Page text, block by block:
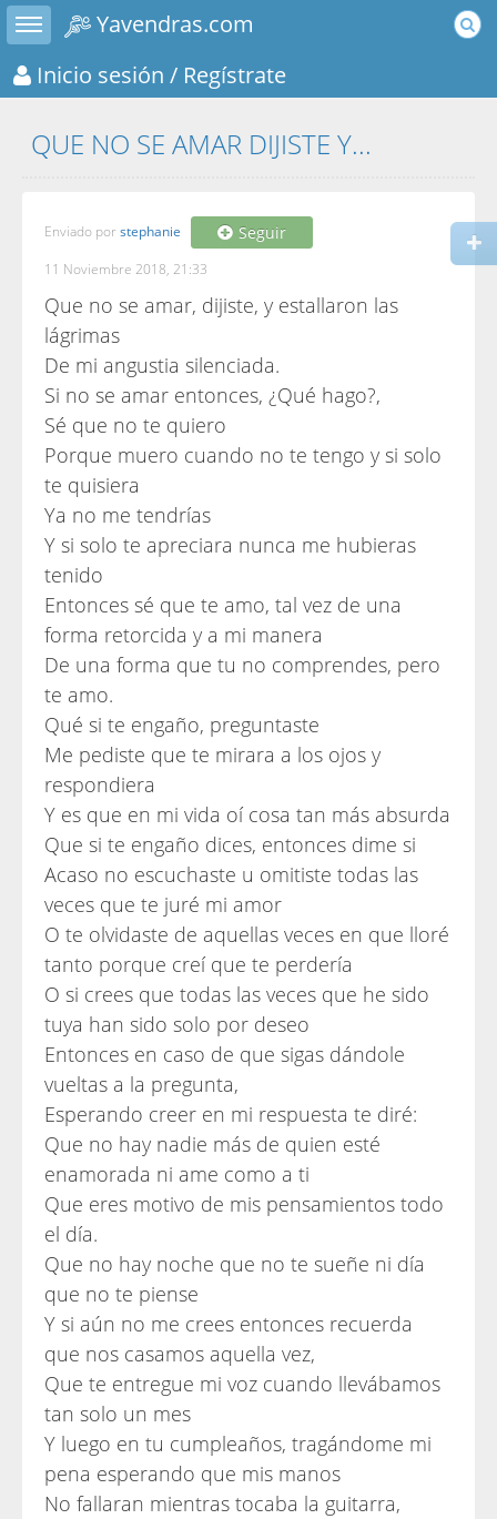
Toggle sidebar
Yavendras.com
Inicio sesión / Regístrate
QUE NO SE AMAR DIJISTE Y...
Enviado por stephanie Seguir
11 Noviembre 2018, 21:33
Que no se amar, dijiste, y estallaron las
lágrimas
De mi angustia silenciada.
Si no se amar entonces, ¿Qué hago?,
Sé que no te quiero
Porque muero cuando no te tengo y si solo
te quisiera
Ya no me tendrías
Y si solo te apreciara nunca me hubieras
tenido
Entonces sé que te amo, tal vez de una
forma retorcida y a mi manera
De una forma que tu no comprendes, pero
te amo.
Qué si te engaño, preguntaste
Me pediste que te mirara a los ojos y
respondiera
Y es que en mi vida oí cosa tan más absurda
Que si te engaño dices, entonces dime si
Acaso no escuchaste u omitiste todas las
veces que te juré mi amor
O te olvidaste de aquellas veces en que lloré
tanto porque creí que te perdería
O si crees que todas las veces que he sido
tuya han sido solo por deseo
Entonces en caso de que sigas dándole
vueltas a la pregunta,
Esperando creer en mi respuesta te diré:
Que no hay nadie más de quien esté
enamorada ni ame como a ti
Que eres motivo de mis pensamientos todo
el día.
Que no hay noche que no te sueñe ni día
que no te piense
Y si aún no me crees entonces recuerda
que nos casamos aquella vez,
Que te entregue mi voz cuando llevábamos
tan solo un mes
Y luego en tu cumpleaños, tragándome mi
pena esperando que mis manos
No fallaran mientras tocaba la guitarra,